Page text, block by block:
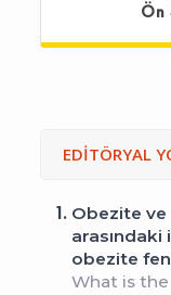
EDİTÖRYAL
1. Obezite
arasındaki
obezite
What is